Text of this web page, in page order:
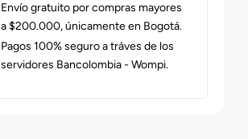
Envío gratuito por compras mayores
a $200.000, únicamente en Bogotá.
Pagos 100% seguro a tráves de los
servidores Bancolombia - Wompi.